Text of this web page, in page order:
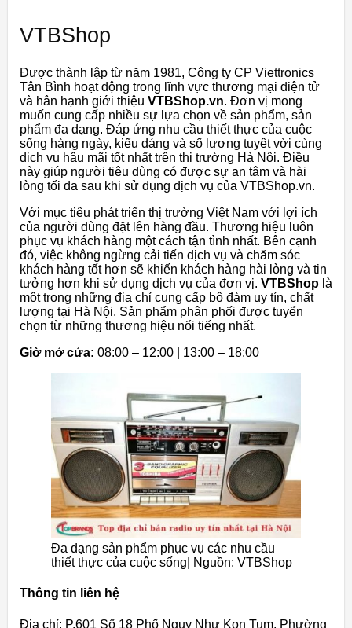
VTBShop
Được thành lập từ năm 1981, Công ty CP Viettronics
Tân Bình hoạt động trong lĩnh vực thương mại điện tử
và hân hạnh giới thiệu VTBShop.vn. Đơn vị mong
muốn cung cấp nhiều sự lựa chọn về sản phẩm, sản
phẩm đa dạng. Đáp ứng nhu cầu thiết thực của cuộc
sống hàng ngày, kiểu dáng và số lượng tuyệt vời cùng
dịch vụ hậu mãi tốt nhất trên thị trường Hà Nội. Điều
này giúp người tiêu dùng có được sự an tâm và hài
lòng tối đa sau khi sử dụng dịch vụ của VTBShop.vn.
Với mục tiêu phát triển thị trường Việt Nam với lợi ích
của người dùng đặt lên hàng đầu. Thương hiệu luôn
phục vụ khách hàng một cách tận tình nhất. Bên cạnh
đó, việc không ngừng cải tiến dịch vụ và chăm sóc
khách hàng tốt hơn sẽ khiến khách hàng hài lòng và tin
tưởng hơn khi sử dụng dịch vụ của đơn vị. VTBShop là
một trong những địa chỉ cung cấp bộ đàm uy tín, chất
lượng tại Hà Nội. Sản phẩm phân phối được tuyển
chọn từ những thương hiệu nổi tiếng nhất.
Giờ mở cửa: 08:00 – 12:00 | 13:00 – 18:00
Đa dạng sản phẩm phục vụ các nhu cầu
thiết thực của cuộc sống| Nguồn: VTBShop
Thông tin liên hệ
Địa chỉ: P.601 Số 18 Phố Ngụy Như Kon Tum, Phường